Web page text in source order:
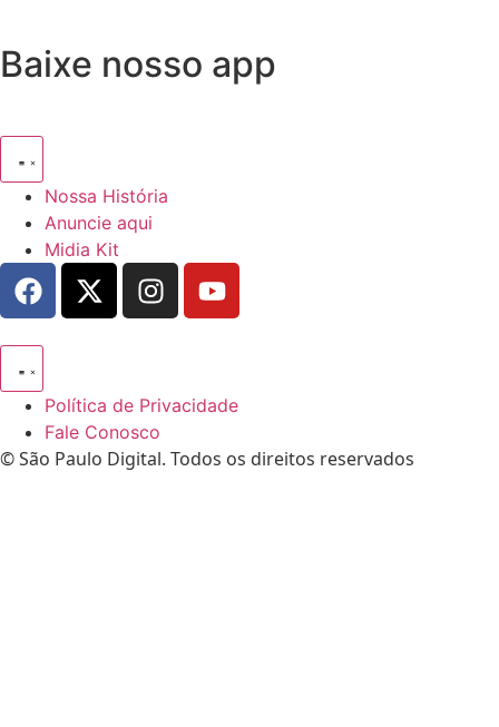
Baixe nosso app
Nossa História
Anuncie aqui
Midia Kit
Política de Privacidade
Fale Conosco
© São Paulo Digital. Todos os direitos reservados